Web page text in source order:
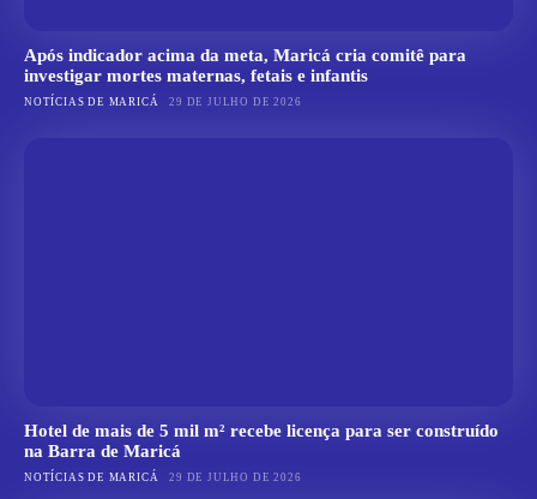
Após indicador acima da meta, Maricá cria comitê para
investigar mortes maternas, fetais e infantis
NOTÍCIAS DE MARICÁ 29 DE JULHO DE 2026
Hotel de mais de 5 mil m² recebe licença para ser construído
na Barra de Maricá
NOTÍCIAS DE MARICÁ 29 DE JULHO DE 2026